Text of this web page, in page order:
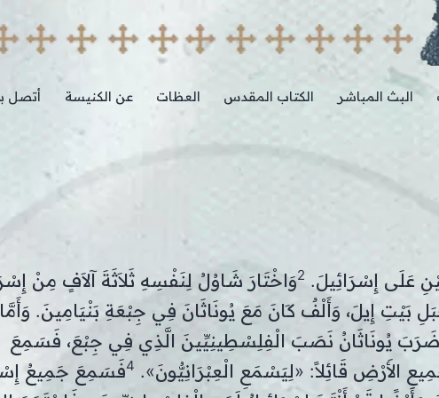
البث المباشر الكتاب المقدس العظات عن الكنيسة أتصل
عَلَى إِسْرَائِيلَ. 2وَاخْتَارَ شَاوُلُ لِنَفْسِهِ ثَلاَثَةَ آلاَفٍ مِنْ
إِيلَ، وَأَلْفٌ كَانَ مَعَ يُونَاثَانَ فِي جِبْعَةِ بَنْيَامِينَ.
يُونَاثَانُ نَصَبَ الْفِلِسْطِينِيِّينَ الَّذِي فِي جِبْعَ، فَسَمِعَ
الأَرْضِ قَائِلاً: «لِيَسْمَعِ الْعِبْرَانِيُّونَ». 4فَسَمِعَ جَمِيعُ